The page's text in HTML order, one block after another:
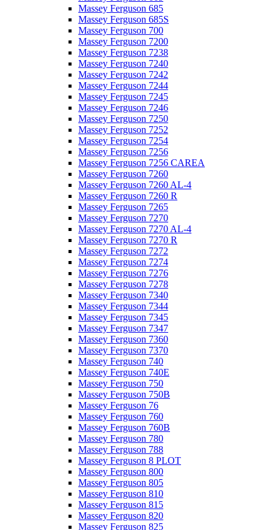
Massey Ferguson 685
Massey Ferguson 685S
Massey Ferguson 700
Massey Ferguson 7200
Massey Ferguson 7238
Massey Ferguson 7240
Massey Ferguson 7242
Massey Ferguson 7244
Massey Ferguson 7245
Massey Ferguson 7246
Massey Ferguson 7250
Massey Ferguson 7252
Massey Ferguson 7254
Massey Ferguson 7256
Massey Ferguson 7256 CAREA
Massey Ferguson 7260
Massey Ferguson 7260 AL-4
Massey Ferguson 7260 R
Massey Ferguson 7265
Massey Ferguson 7270
Massey Ferguson 7270 AL-4
Massey Ferguson 7270 R
Massey Ferguson 7272
Massey Ferguson 7274
Massey Ferguson 7276
Massey Ferguson 7278
Massey Ferguson 7340
Massey Ferguson 7344
Massey Ferguson 7345
Massey Ferguson 7347
Massey Ferguson 7360
Massey Ferguson 7370
Massey Ferguson 740
Massey Ferguson 740E
Massey Ferguson 750
Massey Ferguson 750B
Massey Ferguson 76
Massey Ferguson 760
Massey Ferguson 760B
Massey Ferguson 780
Massey Ferguson 788
Massey Ferguson 8 PLOT
Massey Ferguson 800
Massey Ferguson 805
Massey Ferguson 810
Massey Ferguson 815
Massey Ferguson 820
Massey Ferguson 825